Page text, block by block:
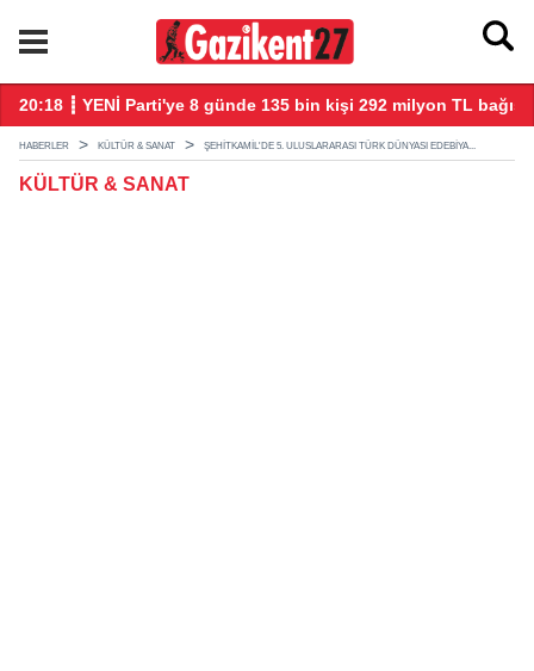
20:18 ┋ YENİ Parti'ye 8 günde 135 bin kişi 292 milyon TL bağış
HABERLER KÜLTÜR & SANAT ŞEHITKAMIL'DE 5. ULUSLARARASI TÜRK DÜNYASI EDEBIYA...
KÜLTÜR & SANAT